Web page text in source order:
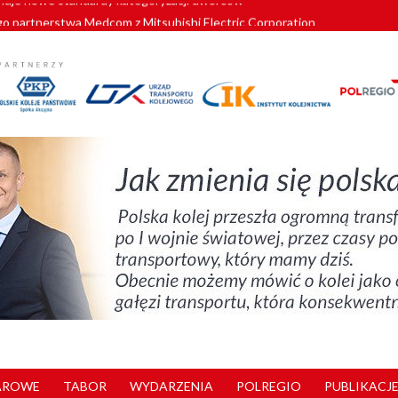
partnerstwa Medcom z Mitsubishi Electric Corporation
znów szuka dostawcy nowych EZT
kolejowych w północnej Wielkopolsce. Łatwiejsze dojazdy do pracy i
nowe standardy kategoryzacji dworców
TABOR WYDARZENIA POLREGIO